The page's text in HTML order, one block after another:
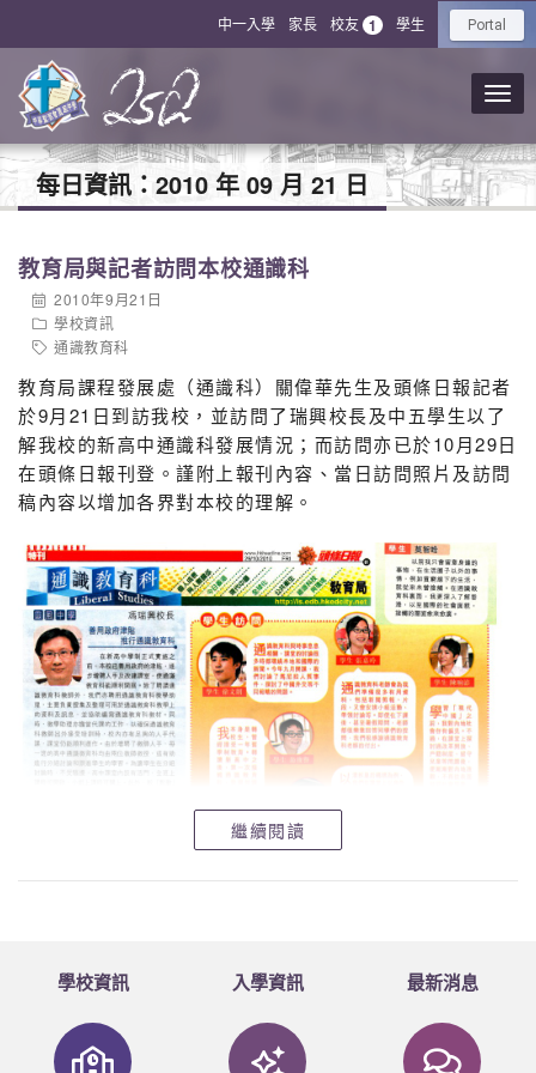
中一入學 家長 校友 1 學生 Portal
每日資訊： 2010 年 09 月 21 日
教育局與記者訪問本校通識科
2010年9月21日
學校資訊
通識教育科
教育局課程發展處（通識科）關偉華先生及頭條日報記者
於9月21日到訪我校，並訪問了瑞興校長及中五學生以了
解我校的新高中通識科發展情況；而訪問亦已於10月29日
在頭條日報刊登。謹附上報刊內容、當日訪問照片及訪問
稿內容以增加各界對本校的理解。
繼續閱讀
學校資訊 入學資訊 最新消息